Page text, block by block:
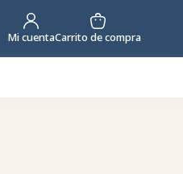
Mi cuentaCarrito de compra